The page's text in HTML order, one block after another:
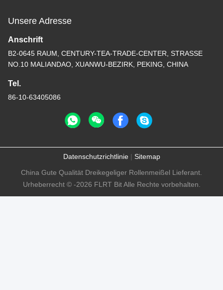
Unsere Adresse
Anschrift
B2-0645 RAUM, CENTURY-TEA-TRADE-CENTER, STRASSE
NO.10 MALIANDAO, XUANWU-BEZIRK, PEKING, CHINA
Tel.
86-10-63405086
Datenschutzrichtlinie| Sitemap
China Gute Qualität Dreikegeliger Rollenmeißel Lieferant.
Urheberrecht © -2026 FLRT Bit Alle Rechte vorbehalten.